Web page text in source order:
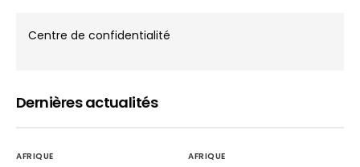
Centre de confidentialité
Dernières actualités
AFRIQUE AFRIQUE